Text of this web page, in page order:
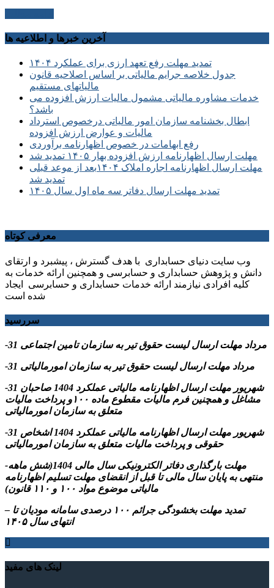
آخرین خبرها و اطلاعیه ها
تمدید مهلت رفع تعهد ارزی برای عملکرد ۱۴۰۴
جدول خلاصه جرایم مالیاتی بر اساس اصلاحیه قانون
مالیاتهای مستقیم
خدمات مشاوره مالیاتی مشمول مالیات ارزش افزوده می
باشد؟
ابطال بخشنامه سازمان امور مالیاتی درخصوص استرداد
مالیات و عوارض ارزش افزوده
رفع ابهامات در خصوص اظهارنامه برآوردی
مهلت ارسال اظهارنامه ارزش افزوده بهار ۱۴۰۵ تمدید شد
مهلت ارسال اظهارنامه اجاره املاک ۱۴۰۴بعد از موعد قبلی
تمدید شد
تمدید مهلت ارسال دفاتر سه ماه اول سال ۱۴۰۵
معرفی کوتاه
وب سایت دنیای حسابداری با هدف گسترش ، پیشبرد و ارتقای
دانش و پژوهش حسابداری و حسابرسی و همچنین ارائه خدمات به
کلیه افرادی نیازمند ارائه خدمات حسابداری و حسابرسی ایجاد
شده است
سررسید
-31 مرداد مهلت ارسال ليست حقوق تیر به سازمان تامین اجتماعی
-31 مرداد مهلت ارسال ليست حقوق تیر به سازمان امورمالیاتی
-31 شهریور مهلت ارسال اظهارنامه مالیاتی عملکرد 1404 صاحبان
مشاغل و همچنین فرم مالیات مقطوع ماده ۱۰۰و پرداخت مالیات
متعلق به سازمان امورمالیاتی
-31 شهریور مهلت ارسال اظهارنامه مالیاتی عملکرد 1404 اشخاص
حقوقی و پرداخت مالیات متعلق به سازمان امورمالیاتی
-مهلت بارگذاری دفاتر الکترونیکی سال مالی 1404(شش ماهه
منتهی به پایان سال مالی تا قبل از انقضای مهلت تسلیم اظهارنامه
مالیاتی موضوع مواد ۱۰۰ و ۱۱۰ قانون)
– تمدید مهلت بخشودگی جرائم ۱۰۰ درصدی سامانه مودیان تا
انتهای سال ۱۴۰۵
لینک های مفید